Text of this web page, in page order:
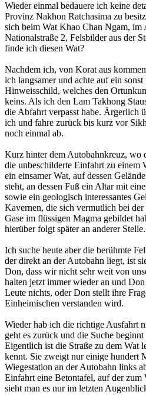
Wieder einmal bedauere ich keine
Provinz Nakhon Ratchasima zu
sich beim Wat Khao Chan Ngam, im
Nationalstraße 2, Felsbilder aus der
finde ich diesen Wat?
Nachdem ich, von Korat aus
ich langsamer und achte auf ein
Hinweisschild, welches den
keins. Als ich den Lam Takhong
die Abfahrt verpasst habe. Ärgerlich
ich und fahre zurück bis kurz vor
noch einmal ab.
Kurz hinter dem Autobahnkreuz, wo
die unbeschilderte Einfahrt zu einem
ein einsamer Wat, auf dessen
steht, an dessen Fuß ein Altar mit
sowie ein geologisch interessantes
Kavernen, die sich vermutlich bei
Gase im flüssigen Magma gebildet
hierüber folgt später an anderer Stelle.
Ich suche heute aber die berühmte
der direkt an der Autobahn liegt, ist
Don, dass wir nicht sehr weit von
halten jetzt immer wieder an und
Leute nichts, oder Don stellt ihre
Einheimischen verstanden wird.
Wieder hab ich die richtige Ausfahrt
geht es zurück und die Suche
Eigentlich ist die Straße zu dem Wat
kennt. Sie zweigt nur einige hundert
Wiegestation an der Autobahn links
Einfahrt eine Betontafel, auf der
sieht man es nur im letzten